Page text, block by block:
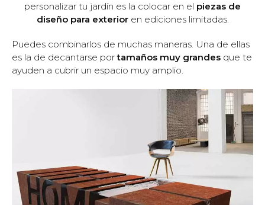
personalizar tu jardín es la colocar en el piezas de
diseño para exterioren ediciones limitadas.
Puedes combinarlos de muchas maneras. Una de ellas
es la de decantarse portamaños muy grandes que te
ayuden a cubrir un espacio muy amplio.